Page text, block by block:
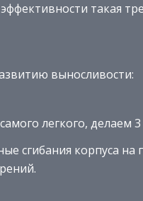
такая
выносливости:
легкого, делаем
сгибания корпуса на